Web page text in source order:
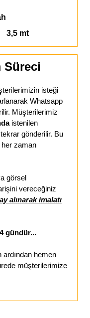
3,5 mt
Süreci
isteği
Whatsapp
Müşterilerimiz
istenilen
gönderilir. Bu
her zaman
görsel
vereceğiniz
alınarak imalatı
gündür...
ardından hemen
müşterilerimize